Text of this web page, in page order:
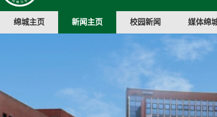
绵城主页 新闻主页 校园新闻 媒体绵